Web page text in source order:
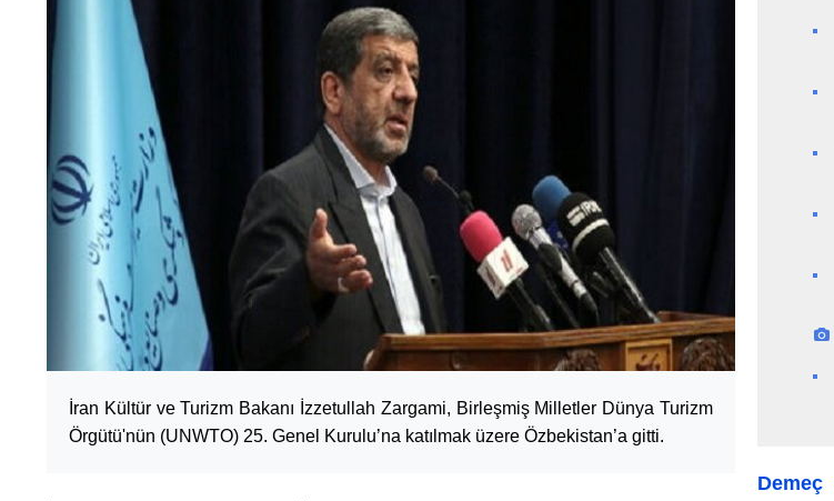
İran Kültür ve Turizm Bakanı İzzetullah Zargami, Birleşmiş Milletler Dünya Turizm
Örgütü'nün (UNWTO) 25. Genel Kurulu’na katılmak üzere Özbekistan’a gitti.
Demeç